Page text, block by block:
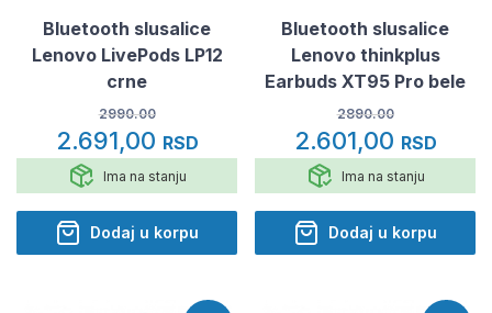
Bluetooth slusalice
Lenovo LivePods LP12
crne
2990.00
2.691,00 RSD
Ima na stanju
Dodaj u korpu
Bluetooth slusalice
Lenovo thinkplus
Earbuds XT95 Pro bele
2890.00
2.601,00 RSD
Ima na stanju
Dodaj u korpu